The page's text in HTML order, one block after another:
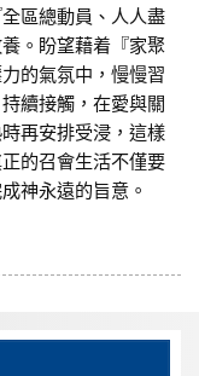
區總動員、人人盡
。盼望藉着『家聚
的氣氛中，慢慢習
續接觸，在愛與關
再安排受浸，這樣
的召會生活不僅要
神永遠的旨意。